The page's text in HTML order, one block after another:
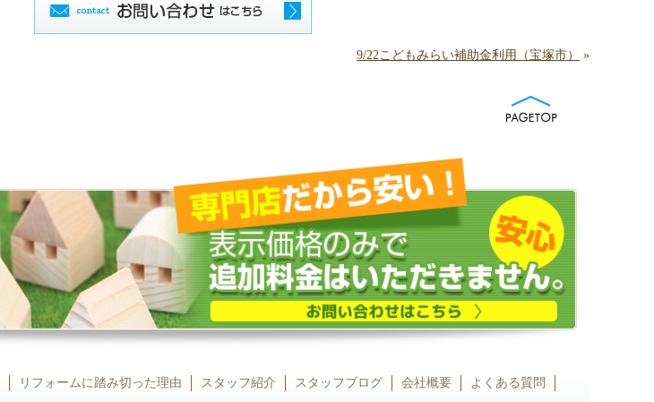
9/22こどもみらい補助金利用（宝塚市） »
リフォームに踏み切った理由 スタッフ紹介 スタッフブログ 会社概要
よくある質問